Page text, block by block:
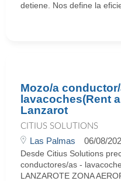
detiene. Nos define la
Mozo/a
lavacoches(Rent
Lanzarot
CITIUS SOLUTIONS
Las Palmas 06/08/
Desde Citius Solutions
conductores/as -
LANZAROTE ZONA